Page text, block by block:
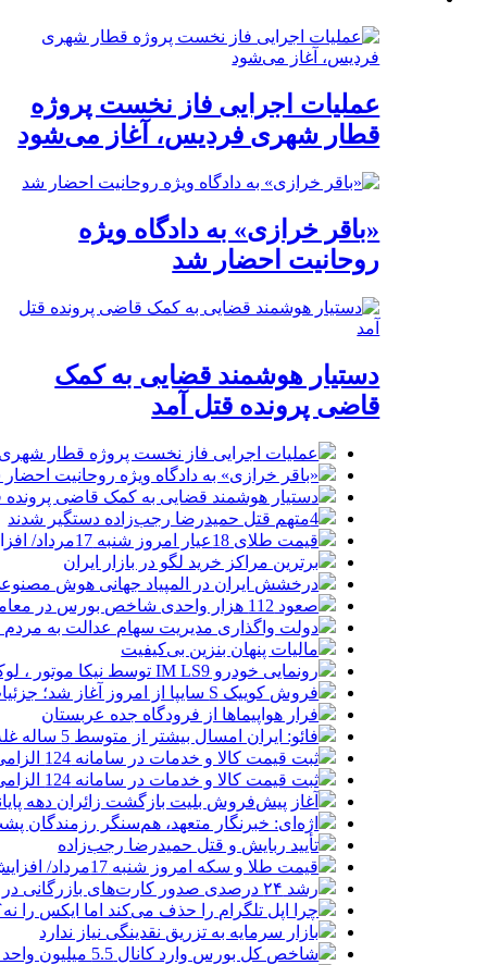
عملیات اجرایی فاز نخست پروژه
قطار شهری فردیس، آغاز می‌شود
«باقر خرازی» به دادگاه ویژه
روحانیت احضار شد
دستیار هوشمند قضایی به کمک
قاضی پرونده قتل آمد
عملیات اجرایی فاز نخست پروژه قطار
«باقر خرازی» به دادگاه ویژه روحانیت
دستیار هوشمند قضایی به کمک قاضی پرونده
4متهم قتل حمیدرضا رجب‌زاده دستگیر شدند
قیمت طلای 18عیار امروز شنبه 17مرداد/ افزایش قیمت + جدول و جزئیات
برترین مراکز خرید لگو در بازار ایران
درخشش ایران در المپیاد جهانی هوش
صعود 112 هزار واحدی شاخص بورس در معاملات امروز
دولت واگذاری مدیریت سهام عدالت به مردم
مالیات پنهان بنزین بی‌کیفیت
رونمایی خودرو IM LS9 توسط نیکا موتور ، لوکس ترین شاسی بلند EREV در ایران
فروش کوییک S سایپا از امروز آغاز شد؛ جزئیات ثبت‌نام و شرایط
فرار هواپیماها از فرودگاه جده عربستان
فائو: ایران امسال بیشتر از متوسط 5 ساله غله تولید می‌کند
ثبت قیمت کالا و خدمات در سامانه 124 الزامی شد
ثبت قیمت کالا و خدمات در سامانه 124 الزامی شد
آغاز پیش‌فروش بلیت بازگشت زائران دهه
اژه‌ای: خبرنگار متعهد، هم‌سنگر رزمندگان
تأیید ربایش و قتل حمیدرضا رجب‌زاده
قیمت طلا و سکه امروز شنبه 17مرداد/ افزایش همه قیمت ها + جدول و جزئیات
رشد ۲۴ درصدی صدور کارت‌های بازرگانی در گرگان
چرا اپل تلگرام را حذف می‌کند اما ایکس را
بازار سرمایه به تزریق نقدینگی نیاز ندارد
شاخص کل بورس وارد کانال 5.5 میلیون واحد شد